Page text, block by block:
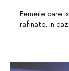
Femeile care
rafinate, in